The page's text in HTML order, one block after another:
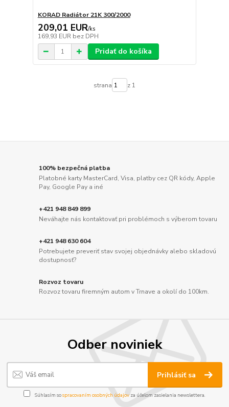
KORAD Radiátor 21K 300/2000
209,01 EUR/ks
169,93 EUR bez DPH
Pridať do košíka
strana z 1
100% bezpečná platba
Platobné karty MasterCard, Visa, platby cez QR kódy, Apple
Pay, Google Pay a iné
+421 948 849 899
Neváhajte nás kontaktovať pri problémoch s výberom tovaru
+421 948 630 604
Potrebujete preveriť stav svojej objednávky alebo skladovú
dostupnosť?
Rozvoz tovaru
Rozvoz tovaru firemným autom v Trnave a okolí do 100km.
Odber noviniek
Prihlásiť sa
Súhlasím sospracovaním osobných údajov za účelom zasielania newslettera.